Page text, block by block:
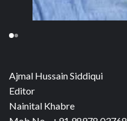
Ajmal Hussain Siddiqui
Editor
Nainital Khabre